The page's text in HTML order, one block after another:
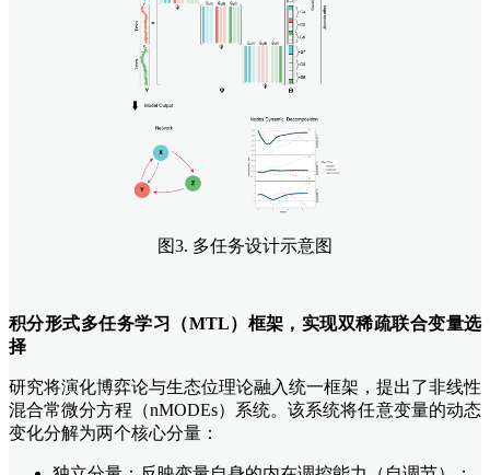
图3. 多任务设计示意图
积分形式多任务学习（MTL）框架，实现双稀疏联合变量选
择
研究将演化博弈论与生态位理论融入统一框架，提出了非线性
混合常微分方程（nMODEs）系统。该系统将任意变量的动态
变化分解为两个核心分量：